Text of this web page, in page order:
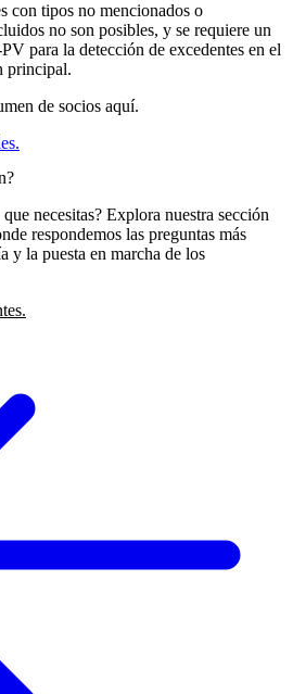
con tipos no mencionados o
no son posibles, y se requiere un
para la detección de excedentes en el
principal.
de socios aquí.
necesitas? Explora nuestra sección
respondemos las preguntas más
y la puesta en marcha de los